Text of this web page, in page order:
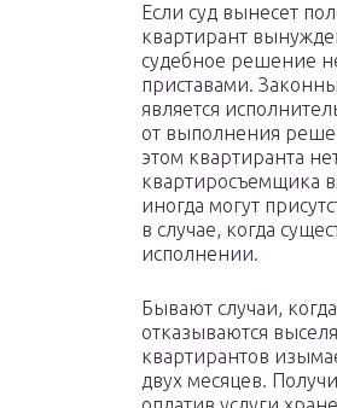
Если суд вынесет
квартирант
судебное решение
приставами.
является
от выполнения
этом квартиранта
квартиросъемщика
иногда могут
в случае, когда
исполнении.
Бывают случаи,
отказываются
квартирантов
двух месяцев.